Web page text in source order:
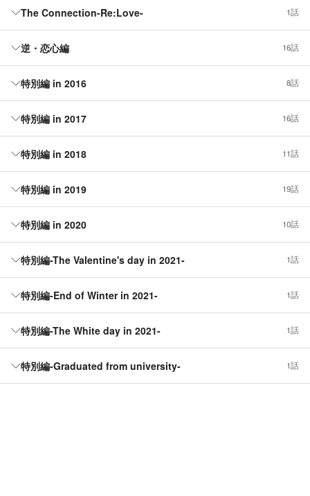
The Connection-Re:Love- 1話
逆・恋心編 16話
特別編 in 2016 8話
特別編 in 2017 16話
特別編 in 2018 11話
特別編 in 2019 19話
特別編 in 2020 10話
特別編-The Valentine's day in 2021- 1話
特別編-End of Winter in 2021- 1話
特別編-The White day in 2021- 1話
特別編-Graduated from university- 1話